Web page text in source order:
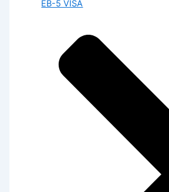
EB-5 VISA